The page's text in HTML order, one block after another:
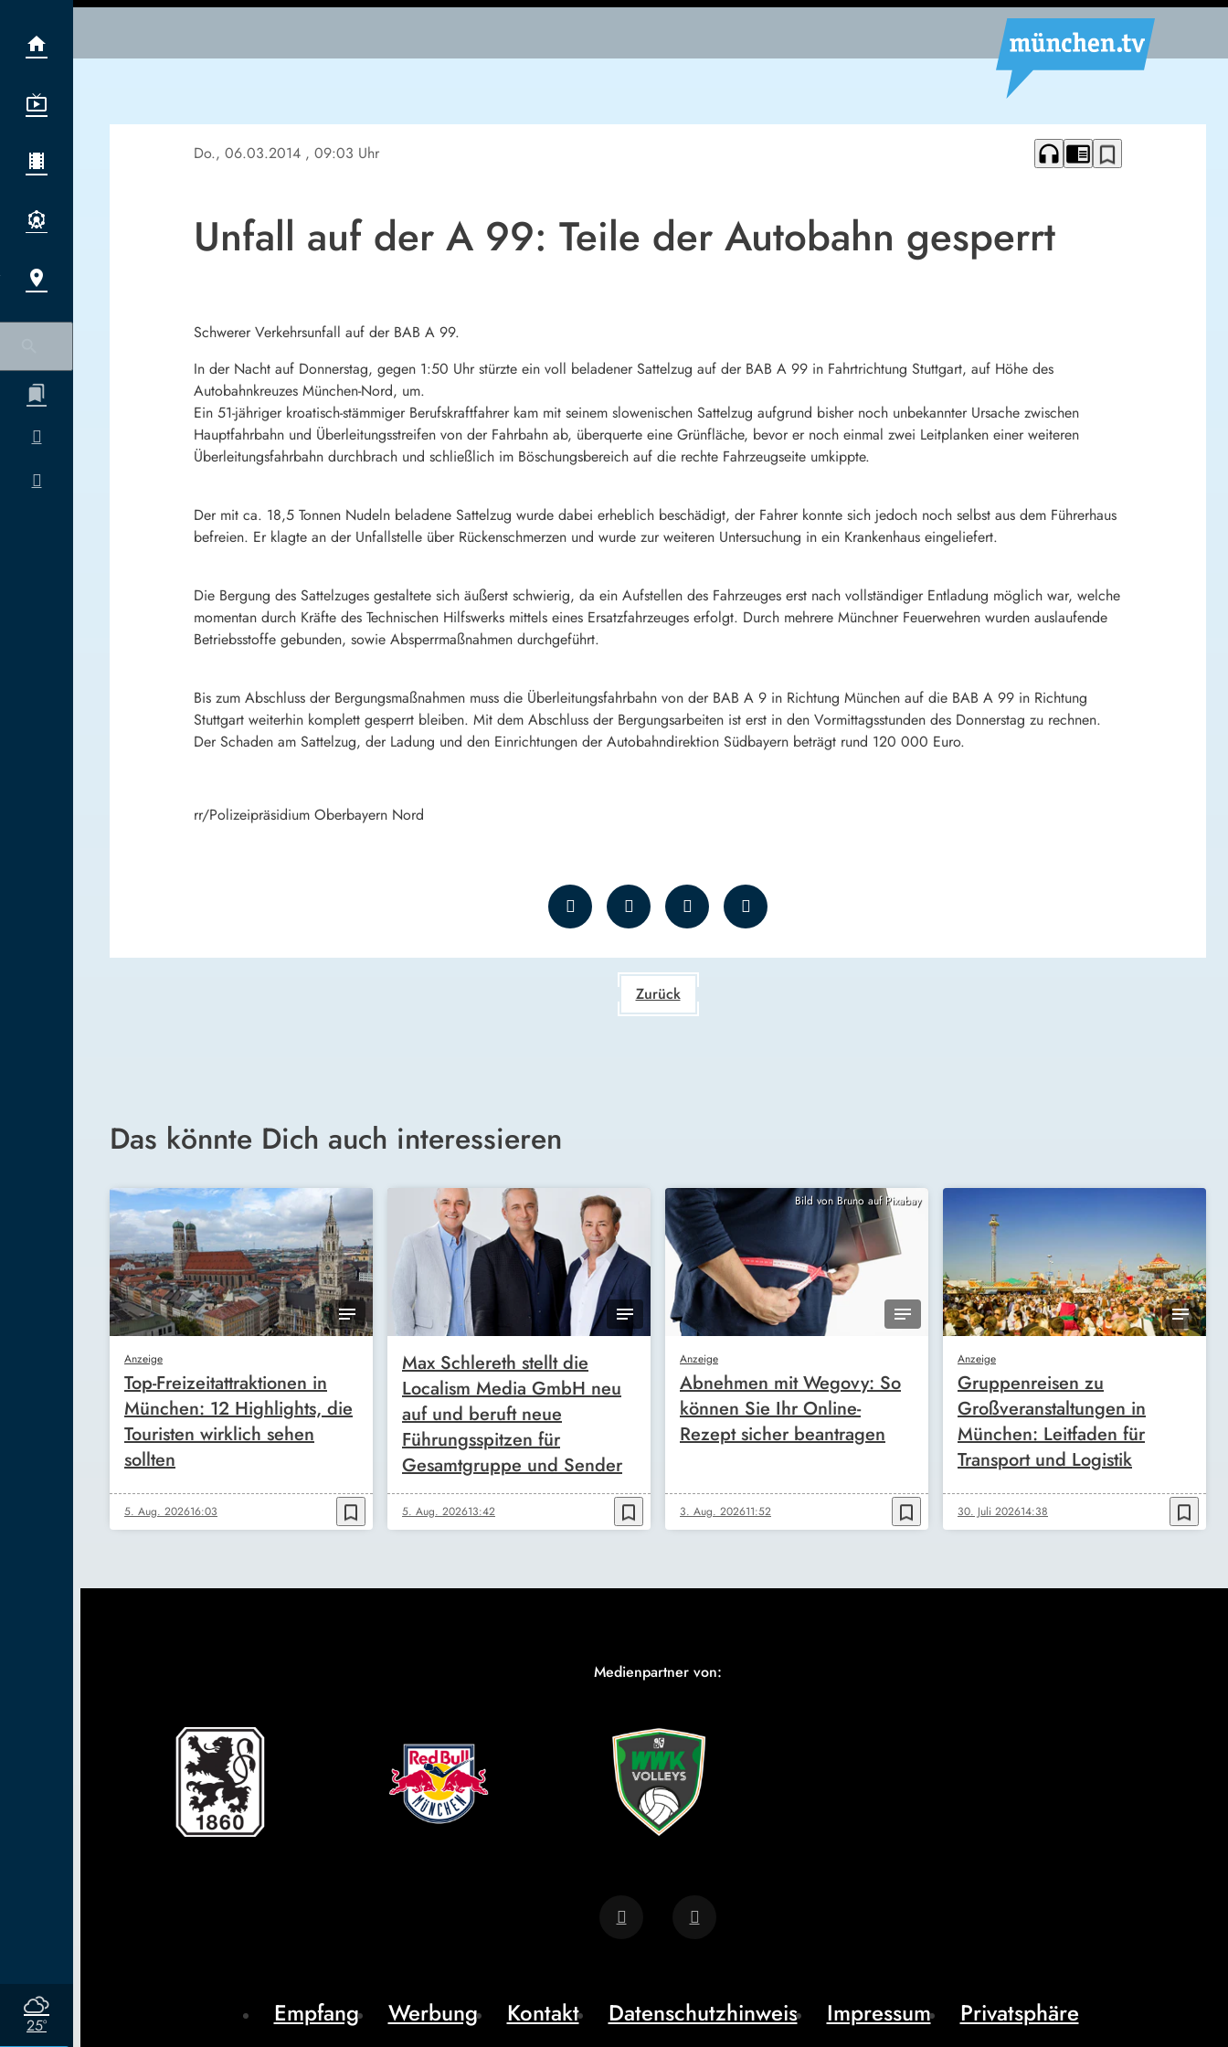
25°
Do., 06.03.2014 , 09:03 Uhr headphones chrome_reader_mode bookmark_border
Unfall auf der A 99: Teile der Autobahn gesperrt
Schwerer Verkehrsunfall auf der BAB A 99.
In der Nacht auf Donnerstag, gegen 1:50 Uhr stürzte ein voll beladener Sattelzug auf der BAB A 99 in Fahrtrichtung Stuttgart, auf Höhe des
Autobahnkreuzes München-Nord, um.
Ein 51-jähriger kroatisch-stämmiger Berufskraftfahrer kam mit seinem slowenischen Sattelzug aufgrund bisher noch unbekannter Ursache zwischen
Hauptfahrbahn und Überleitungsstreifen von der Fahrbahn ab, überquerte eine Grünfläche, bevor er noch einmal zwei Leitplanken einer weiteren
Überleitungsfahrbahn durchbrach und schließlich im Böschungsbereich auf die rechte Fahrzeugseite umkippte.
Der mit ca. 18,5 Tonnen Nudeln beladene Sattelzug wurde dabei erheblich beschädigt, der Fahrer konnte sich jedoch noch selbst aus dem Führerhaus
befreien. Er klagte an der Unfallstelle über Rückenschmerzen und wurde zur weiteren Untersuchung in ein Krankenhaus eingeliefert.
Die Bergung des Sattelzuges gestaltete sich äußerst schwierig, da ein Aufstellen des Fahrzeuges erst nach vollständiger Entladung möglich war, welche
momentan durch Kräfte des Technischen Hilfswerks mittels eines Ersatzfahrzeuges erfolgt. Durch mehrere Münchner Feuerwehren wurden auslaufende
Betriebsstoffe gebunden, sowie Absperrmaßnahmen durchgeführt.
Bis zum Abschluss der Bergungsmaßnahmen muss die Überleitungsfahrbahn von der BAB A 9 in Richtung München auf die BAB A 99 in Richtung
Stuttgart weiterhin komplett gesperrt bleiben. Mit dem Abschluss der Bergungsarbeiten ist erst in den Vormittagsstunden des Donnerstag zu rechnen.
Der Schaden am Sattelzug, der Ladung und den Einrichtungen der Autobahndirektion Südbayern beträgt rund 120 000 Euro.
rr/Polizeipräsidium Oberbayern Nord
Zurück
Das könnte Dich auch interessieren
Anzeige
Top-Freizeitattraktionen in
München: 12 Highlights, die
Touristen wirklich sehen
sollten
5. Aug. 202616:03 bookmark_border
Max Schlereth stellt die
Localism Media GmbH neu
auf und beruft neue
Führungsspitzen für
Gesamtgruppe und Sender
5. Aug. 202613:42 bookmark_border
Bild von Bruno auf Pixabay
Anzeige
Abnehmen mit Wegovy: So
können Sie Ihr Online-
Rezept sicher beantragen
3. Aug. 202611:52 bookmark_border
Anzeige
Gruppenreisen zu
Großveranstaltungen in
München: Leitfaden für
Transport und Logistik
30. Juli 202614:38 bookmark_border
Medienpartner von:
Empfang Werbung Kontakt Datenschutzhinweis Impressum Privatsphäre